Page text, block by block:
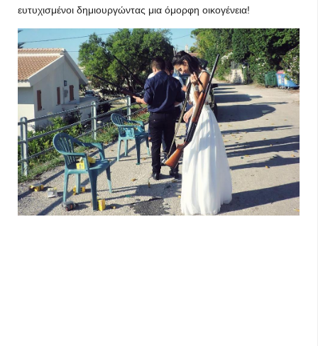
ευτυχισμένοι δημιουργώντας μια όμορφη οικογένεια!